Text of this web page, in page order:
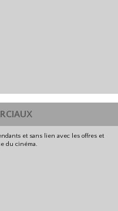
et sans lien avec les offres et
du cinéma.